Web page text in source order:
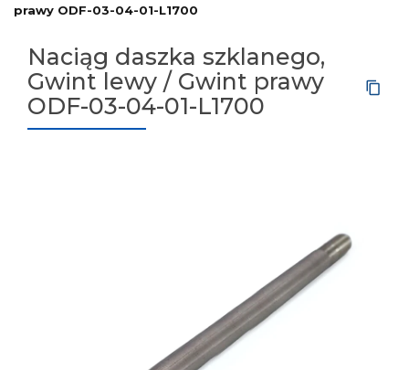
prawy ODF-03-04-01-L1700
Naciąg daszka szklanego,
Gwint lewy / Gwint prawy
ODF-03-04-01-L1700